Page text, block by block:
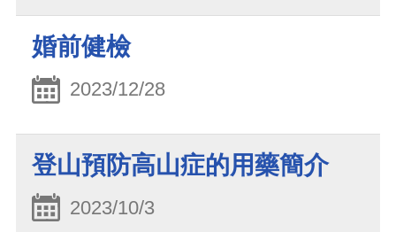
婚前健檢
2023/12/28
登山預防高山症的用藥簡介
2023/10/3